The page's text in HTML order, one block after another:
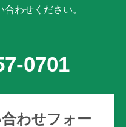
わせください。
0701
わせフォー